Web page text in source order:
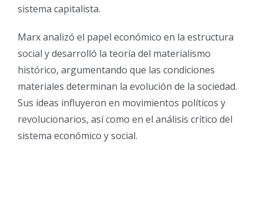
sistema capitalista.
Marx analizó el papel económico en la estructura
social y desarrolló la teoría del materialismo
histórico, argumentando que las condiciones
materiales determinan la evolución de la sociedad.
Sus ideas influyeron en movimientos políticos y
revolucionarios, así como en el análisis crítico del
sistema económico y social.